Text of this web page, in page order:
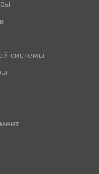
системы